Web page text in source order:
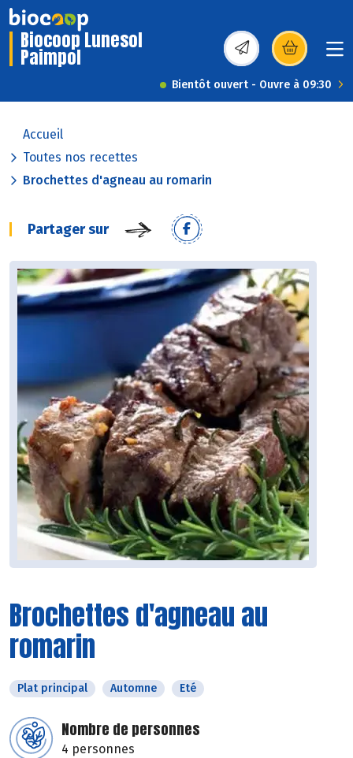
Biocoop Lunesol
Paimpol (s’ouvre dans une
Bientôt ouvert - Ouvre à 09:30
Accueil
Toutes nos recettes
Brochettes d'agneau au romarin
Partager sur
Brochettes d'agneau au
romarin
Plat principal Automne Eté
Nombre de personnes
4 personnes